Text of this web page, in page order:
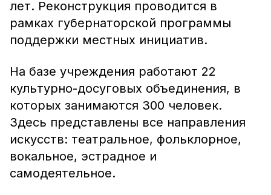
лет. Реконструкция проводится в
рамках губернаторской программы
поддержки местных инициатив.
На базе учреждения работают 22
культурно-досуговых объединения, в
которых занимаются 300 человек.
Здесь представлены все направления
искусств: театральное, фольклорное,
вокальное, эстрадное и
самодеятельное.